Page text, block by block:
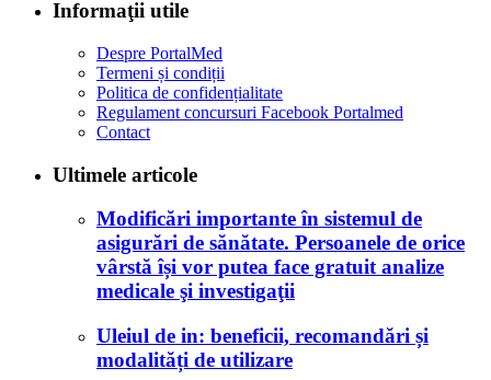
Informaţii utile
Despre PortalMed
Termeni și condiții
Politica de confidențialitate
Regulament concursuri Facebook Portalmed
Contact
Ultimele articole
Modificări importante în sistemul de
asigurări de sănătate. Persoanele de orice
vârstă își vor putea face gratuit analize
medicale şi investigaţii
Uleiul de in: beneficii, recomandări și
modalități de utilizare